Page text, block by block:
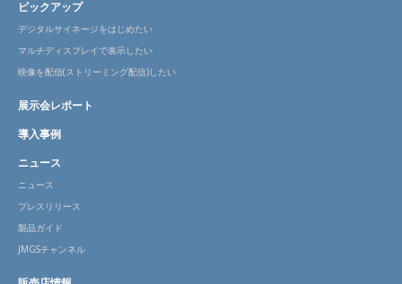
ピックアップ
デジタルサイネージをはじめたい
マルチディスプレイで表示したい
映像を配信(ストリーミング配信)したい
展示会レポート
導入事例
ニュース
ニュース
プレスリリース
製品ガイド
JMGSチャンネル